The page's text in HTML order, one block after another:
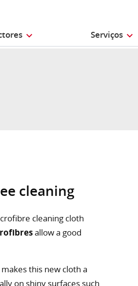
Serviços
cleaning
cleaning cloth
allow a good
this new cloth a
on shiny surfaces such